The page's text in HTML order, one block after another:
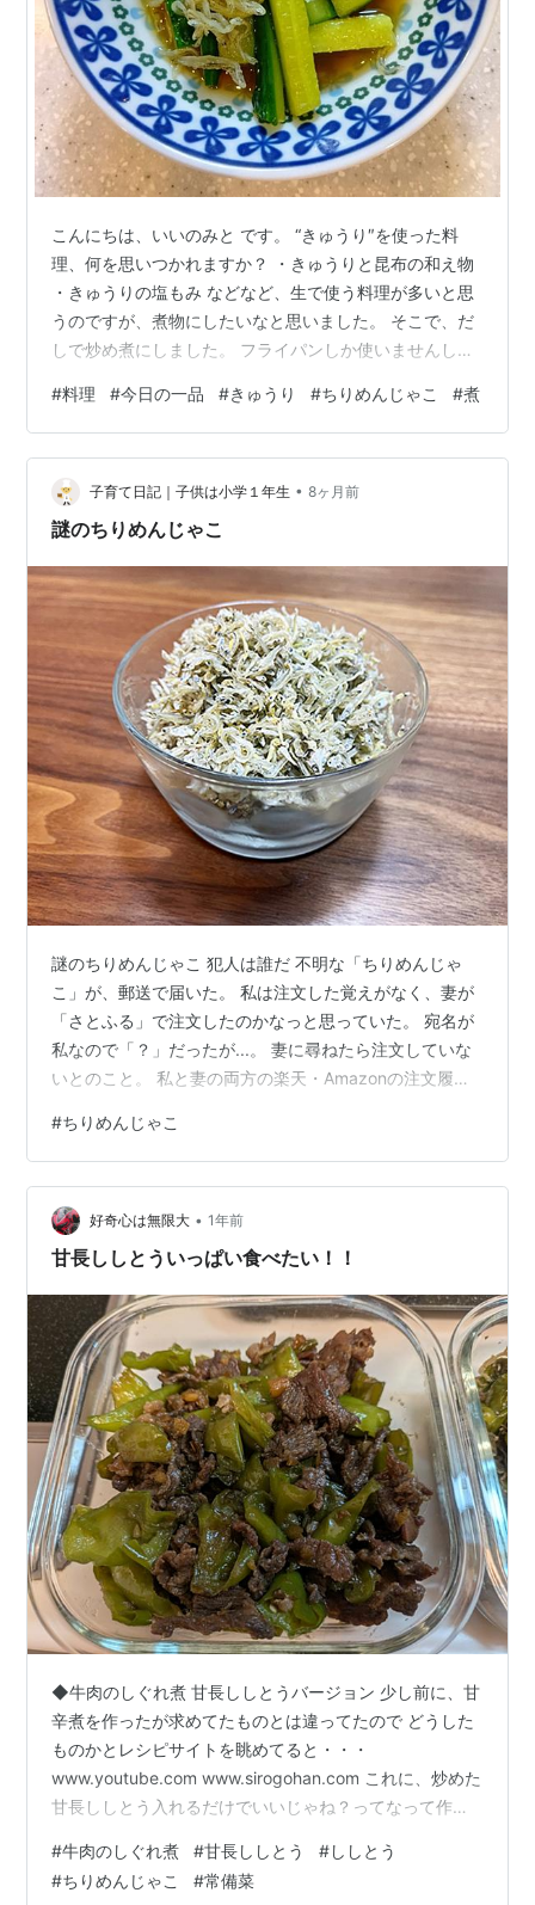
こんにちは、いいのみと です。 “きゅうり″を使った料
理、何を思いつかれますか？ ・きゅうりと昆布の和え物
・きゅうりの塩もみ などなど、生で使う料理が多いと思
うのですが、煮物にしたいなと思いました。 そこで、だ
しで炒め煮にしました。 フライパンしか使いませんし、
たい方にもおすすめです。 （作り方） １，きゅうりを細
切りにする（ 5mm程度の棒状） ２，フライパンに１，
で切ったきゅうりを入れ少し炒め、だしを加える （この
時にちりめんじゃこを一緒に入れても美味しいです）
３，少し柔らかい感じになるまで煮る ４，好きな柔らか
#料理 #今日の一品 #きゅうり #ちりめんじゃこ #煮
子育て日記｜子供は小学１年生 • 8ヶ月前
謎のちりめんじゃこ
謎のちりめんじゃこ 犯人は誰だ 不明な「ちりめんじゃ
こ」が、郵送で届いた。 私は注文した覚えがなく、妻が
「さとふる」で注文したのかなっと思っていた。 宛名が
私なので「？」だったが...。 妻に尋ねたら注文していな
いとのこと。 私と妻の両方の楽天・Amazonの注文履歴
供が「ちりめんじゃこ」が好きだから、ショッピングモ
ールへ行った際、購入している。 だけど、もう少しした
ら飽きそうなので、ネット注文しないと思う。 私は子供
が「ちりめんじゃこ」ブームなことは外部に話していな
いから、妻が職場や親戚に話している可能性があり、聞
#ちりめんじゃこ
好奇心は無限大 • 1年前
甘長ししとういっぱい食べたい！！
◆牛肉のしぐれ煮 甘長ししとうバージョン 少し前に、甘
辛煮を作ったが求めてたものとは違ってたので どうした
ものかとレシピサイトを眺めてると・・・
www.youtube.com www.sirogohan.com これに、炒めた
甘長ししとう入れるだけでいいじゃね？ってなって作っ
家では生姜煮が常備菜として 置いてあるのでそれをその
まま使った。 ごはんに乗っけて・・・そうそうこれこれ(
#牛肉のしぐれ煮 #甘長ししとう #ししとう
#ちりめんじゃこ #常備菜